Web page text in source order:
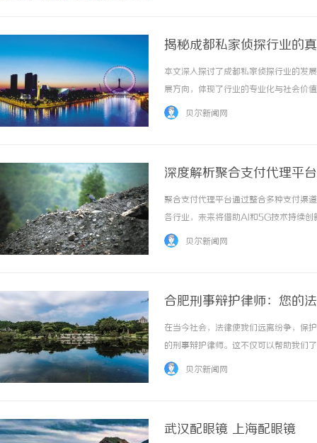
揭秘成都私家侦探行业的
本文深入探讨了成都私家侦探行业的发
展方向，体现了行业的专业化与社会价
贝尔新闻网
深度解析聚合支付代理平
聚合支付代理平台通过整合多种支付渠
各行业，未来将借助AI和5G技术持续
贝尔新闻网
合肥刑事辩护律师：您的
在当今社会，法律使我们远离纷争，保
的刑事辩护律师。这不仅可以帮助我们
发展的城市，有许多优秀的合肥刑事辩
贝尔新闻网
武汉配眼镜 上海配眼镜